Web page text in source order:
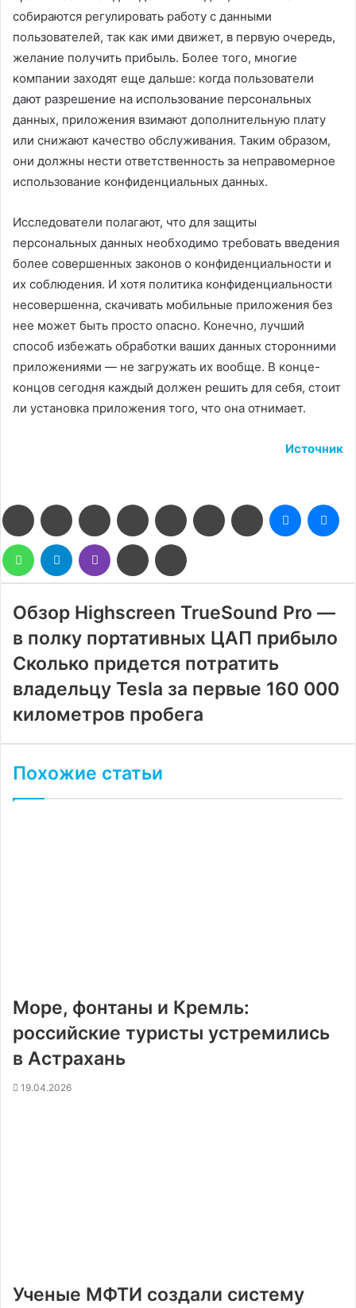
собираются регулировать работу с данными
пользователей, так как ими движет, в первую очередь,
желание получить прибыль. Более того, многие
компании заходят еще дальше: когда пользователи
дают разрешение на использование персональных
данных, приложения взимают дополнительную плату
или снижают качество обслуживания. Таким образом,
они должны нести ответственность за неправомерное
использование конфиденциальных данных.
Исследователи полагают, что для защиты
персональных данных необходимо требовать введения
более совершенных законов о конфиденциальности и
их соблюдения. И хотя политика конфиденциальности
несовершенна, скачивать мобильные приложения без
нее может быть просто опасно. Конечно, лучший
способ избежать обработки ваших данных сторонними
приложениями — не загружать их вообще. В конце-
концов сегодня каждый должен решить для себя, стоит
ли установка приложения того, что она отнимает.
Источник
FacebookTwitter LinkedIn Pinterest Reddit ВконтактеОдноклассники
Messenger
WhatsAppTelegram Viber
Поделиться
через
электронную
Обзор Highscreen TrueSound Pro —
в полку портативных ЦАП прибыло
Сколько придется потратить
владельцу Tesla за первые 160 000
километров пробега
Похожие статьи
Море, фонтаны и Кремль:
российские туристы устремились
в Астрахань
19.04.2026
Ученые МФТИ создали систему